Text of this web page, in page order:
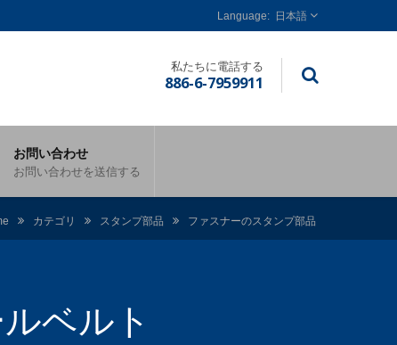
日本語
私たちに電話する
886-6-7959911
お問い合わせ
お問い合わせを送信する
カテゴリ スタンプ部品 ファスナーのスタンプ部品
ベルト